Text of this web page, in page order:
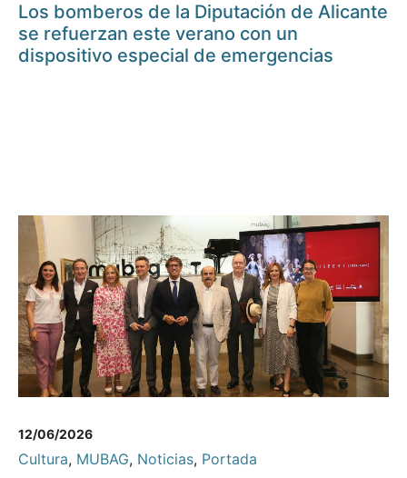
Los bomberos de la Diputación de Alicante
se refuerzan este verano con un
dispositivo especial de emergencias
12/06/2026
Cultura, MUBAG, Noticias, Portada